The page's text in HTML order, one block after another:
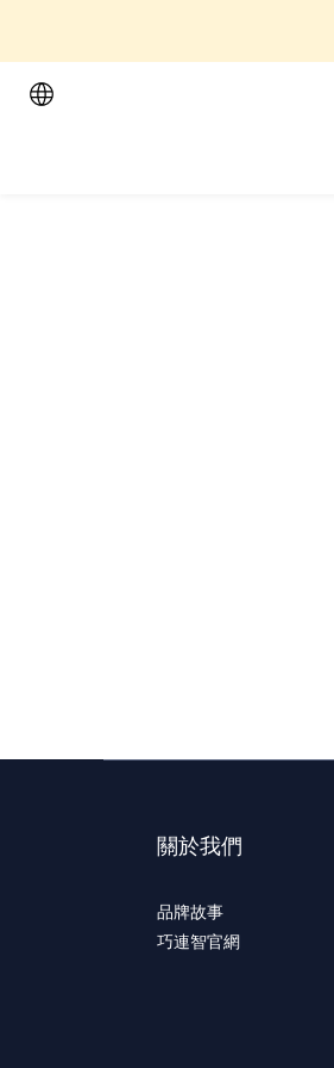
關於我們
品牌故事
巧連智官網